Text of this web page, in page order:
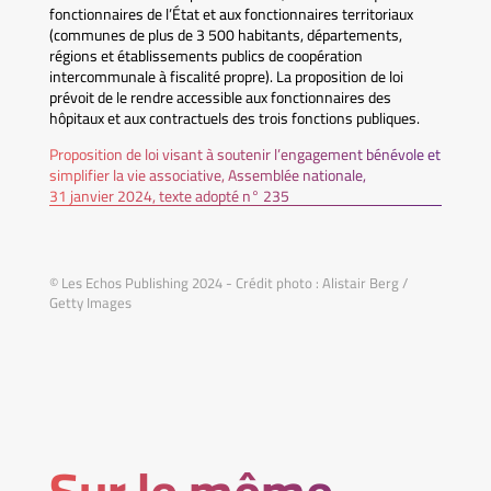
fonctionnaires de l’État et aux fonctionnaires territoriaux
(communes de plus de 3 500 habitants, départements,
régions et établissements publics de coopération
intercommunale à fiscalité propre). La proposition de loi
prévoit de le rendre accessible aux fonctionnaires des
hôpitaux et aux contractuels des trois fonctions publiques.
Proposition de loi visant à soutenir l’engagement bénévole et
simplifier la vie associative, Assemblée nationale,
31 janvier 2024, texte adopté n° 235
© Les Echos Publishing 2024 - Crédit photo : Alistair Berg /
Getty Images